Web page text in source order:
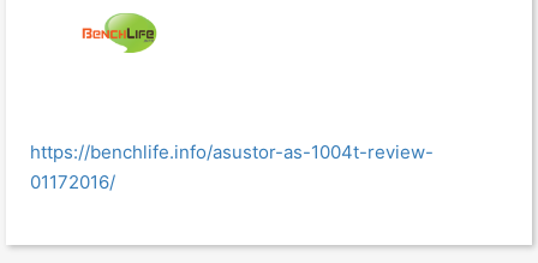
https://benchlife.info/asustor-as-1004t-review-
01172016/